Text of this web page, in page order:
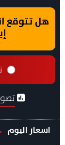
هل تتوقع
اسعار اليوم